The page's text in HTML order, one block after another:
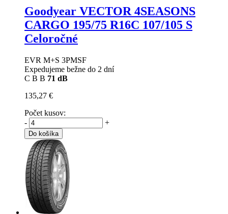
Goodyear VECTOR 4SEASONS
CARGO 195/75 R16C 107/105 S
Celoročné
EVR M+S 3PMSF
Expedujeme bežne do 2 dní
C B B 71 dB
135,27 €
Počet kusov:
-
+
Do košíka